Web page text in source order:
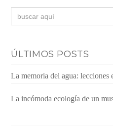
Buscar:
ÚLTIMOS POSTS
La memoria del agua: lecciones
La incómoda ecología de un